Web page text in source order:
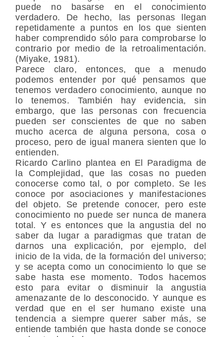
puede no basarse en el conocimiento
verdadero. De hecho, las personas llegan
repetidamente a puntos en los que sienten
haber comprendido sólo para comprobarse lo
contrario por medio de la retroalimentación.
(Miyake, 1981).
Parece claro, entonces, que a menudo
podemos entender por qué pensamos que
tenemos verdadero conocimiento, aunque no
lo tenemos. También hay evidencia, sin
embargo, que las personas con frecuencia
pueden ser conscientes de que no saben
mucho acerca de alguna persona, cosa o
proceso, pero de igual manera sienten que lo
entienden.
Ricardo Carlino plantea en El Paradigma de
la Complejidad, que las cosas no pueden
conocerse como tal, o por completo. Se les
conoce por asociaciones y manifestaciones
del objeto. Se pretende conocer, pero este
conocimiento no puede ser nunca de manera
total. Y es entonces que la angustia del no
saber da lugar a paradigmas que tratan de
darnos una explicación, por ejemplo, del
inicio de la vida, de la formación del universo;
y se acepta como un conocimiento lo que se
sabe hasta ese momento. Todos hacemos
esto para evitar o disminuir la angustia
amenazante de lo desconocido. Y aunque es
verdad que en el ser humano existe una
tendencia a siempre querer saber más, se
entiende también que hasta donde se conoce